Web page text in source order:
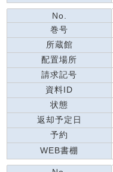
No.
巻号
所蔵館
配置場所
請求記号
資料ID
状態
返却予定日
予約
WEB書棚